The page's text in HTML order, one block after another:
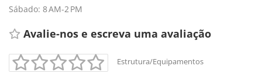
Sábado: 8 AM-2 PM
Avalie-nos e escreva uma avaliação
Estrutura/Equipamentos